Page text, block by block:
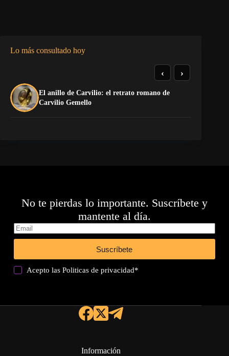
Lo más consultado hoy
El anillo de Carvilio: el retrato romano de
Carvilio Gemello
‹ ›
No te pierdas lo importante. Suscríbete y
mantente al día.
Suscríbete
Acepto lasPoliticas de privacidad*
Información